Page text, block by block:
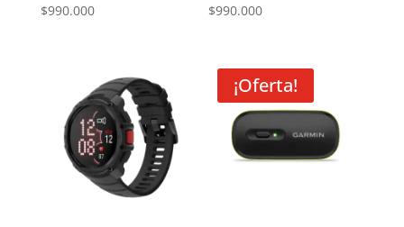
$990.000 $990.000
¡Oferta!